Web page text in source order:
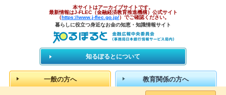
本サイトはアーカイブサイトです。
最新情報はJ-FLEC（金融経済教育推進機構）公式サイト
（https://www.j-flec.go.jp/）でご確認ください。
暮らしに役立つ身近なお金の知恵・知識情報サイト
知るぽるとについて
一般の方へ 教育関係の方へ